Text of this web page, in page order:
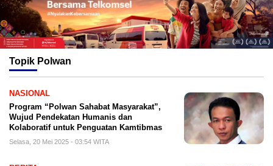
Topik Polwan
NASIONAL
Program “Polwan Sahabat Masyarakat”,
Wujud Pendekatan Humanis dan
Kolaboratif untuk Penguatan Kamtibmas
Selasa, 20 Mei 2025 - 03:54 WITA